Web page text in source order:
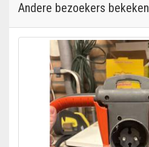
Andere bezoekers bekeken